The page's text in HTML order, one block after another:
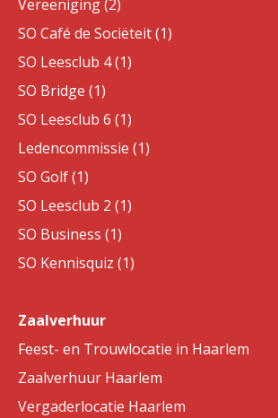
Vereeniging (2)
SO Café de Sociëteit (1)
SO Leesclub 4 (1)
SO Bridge (1)
SO Leesclub 6 (1)
Ledencommissie (1)
SO Golf (1)
SO Leesclub 2 (1)
SO Business (1)
SO Kennisquiz (1)
Zaalverhuur
Feest- en Trouwlocatie in Haarlem
Zaalverhuur Haarlem
Vergaderlocatie Haarlem